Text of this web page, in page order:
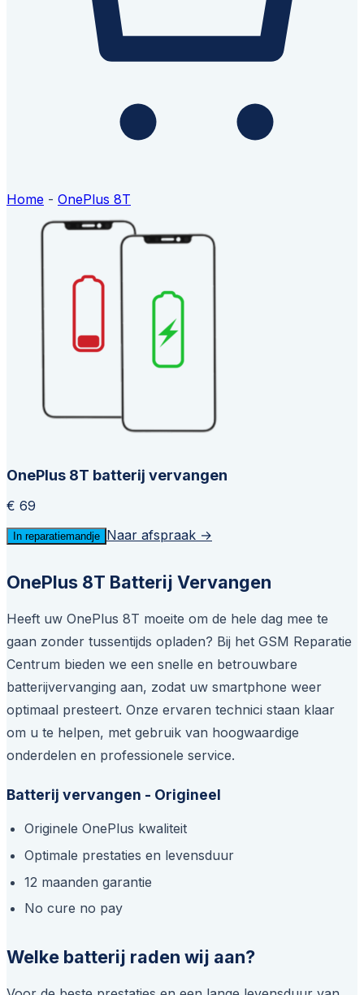
Home - OnePlus 8T
OnePlus 8T batterij vervangen
€ 69
In reparatiemandje Naar afspraak →
OnePlus 8T Batterij Vervangen
Heeft uw OnePlus 8T moeite om de hele dag mee te
gaan zonder tussentijds opladen? Bij het GSM Reparatie
Centrum bieden we een snelle en betrouwbare
batterijvervanging aan, zodat uw smartphone weer
optimaal presteert. Onze ervaren technici staan klaar
om u te helpen, met gebruik van hoogwaardige
onderdelen en professionele service.
Batterij vervangen - Origineel
Originele OnePlus kwaliteit
Optimale prestaties en levensduur
12 maanden garantie
No cure no pay
Welke batterij raden wij aan?